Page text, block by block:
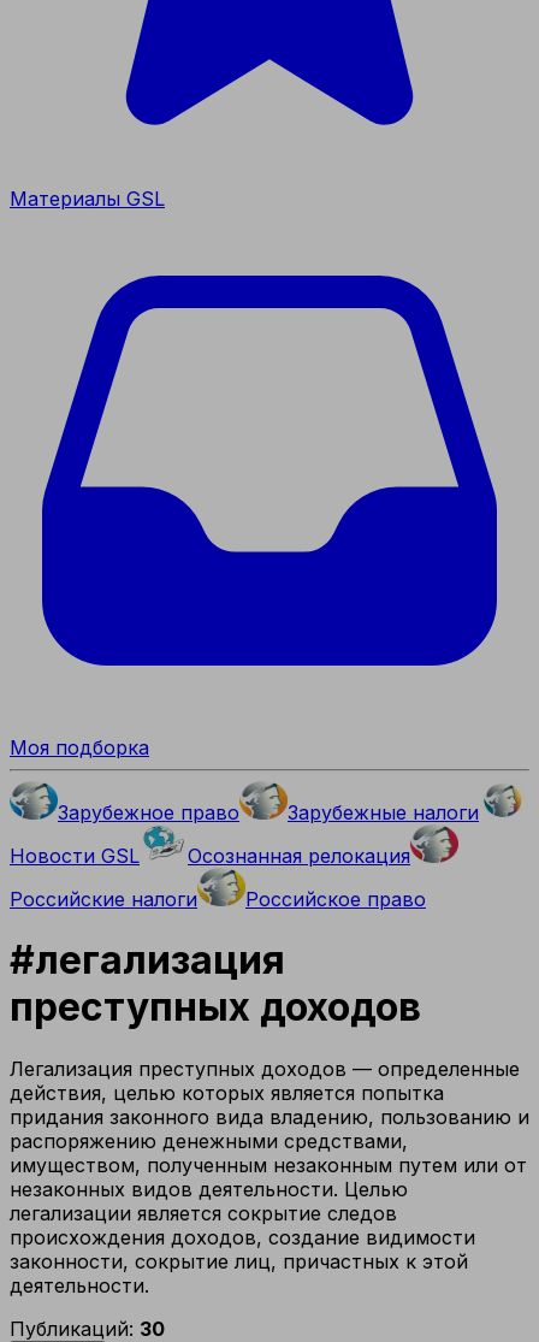
Материалы GSL
Моя подборка
Зарубежное право
Зарубежные налоги
Новости GSL
Осознанная релокация
Российские налоги
Российское право
#легализация
преступных доходов
Легализация преступных доходов — определенные
действия, целью которых является попытка
придания законного вида владению, пользованию и
распоряжению денежными средствами,
имуществом, полученным незаконным путем или от
незаконных видов деятельности. Целью
легализации является сокрытие следов
происхождения доходов, создание видимости
законности, сокрытие лиц, причастных к этой
деятельности.
Публикаций: 30